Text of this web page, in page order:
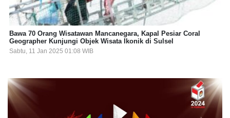
Bawa 70 Orang Wisatawan Mancanegara, Kapal Pesiar Coral
Geographer Kunjungi Objek Wisata Ikonik di Sulsel
Sabtu, 11 Jan 2025 01:08 WIB